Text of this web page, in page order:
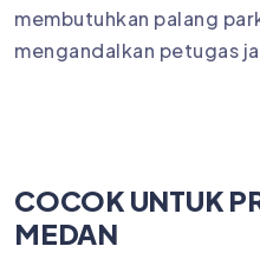
membutuhkan palang
mengandalkan petugas
COCOK UNTUK
MEDAN